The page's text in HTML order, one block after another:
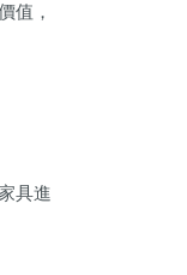
值，
具進